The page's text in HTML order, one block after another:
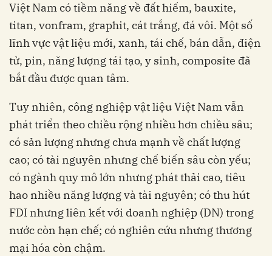
Việt Nam có tiềm năng về đất hiếm, bauxite,
titan, vonfram, graphit, cát trắng, đá vôi. Một số
lĩnh vực vật liệu mới, xanh, tái chế, bán dẫn, điện
tử, pin, năng lượng tái tạo, y sinh, composite đã
bắt đầu được quan tâm.
Tuy nhiên, công nghiệp vật liệu Việt Nam vẫn
phát triển theo chiều rộng nhiều hơn chiều sâu;
có sản lượng nhưng chưa mạnh về chất lượng
cao; có tài nguyên nhưng chế biến sâu còn yếu;
có ngành quy mô lớn nhưng phát thải cao, tiêu
hao nhiều năng lượng và tài nguyên; có thu hút
FDI nhưng liên kết với doanh nghiệp (DN) trong
nước còn hạn chế; có nghiên cứu nhưng thương
mại hóa còn chậm.